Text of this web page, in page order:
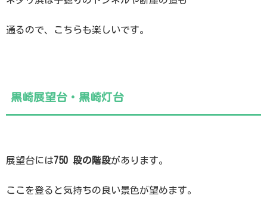
通るので、こちらも楽しいです。
黒崎展望台・黒崎灯台
展望台には750 段の階段があります。
ここを登ると気持ちの良い景色が望めます。